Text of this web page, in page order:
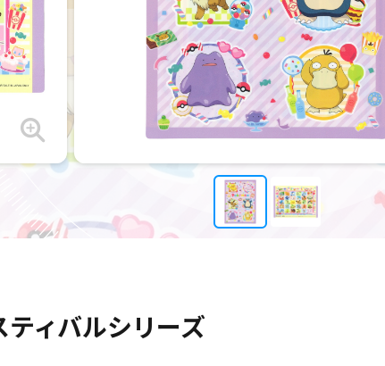
ィバルシリーズ